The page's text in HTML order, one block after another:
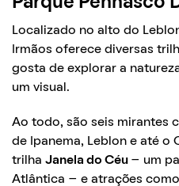
Localizado no alto do
Irmãos oferece diversas
gosta de explorar a
um visual.
Ao todo, são seis mirantes
de Ipanema, Leblon e até o
trilha Janela do Céu – um
Atlântica – e atrações